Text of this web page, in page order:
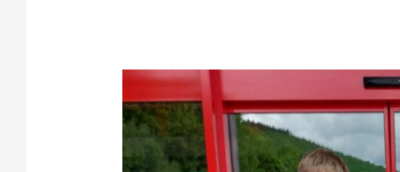
Muttertag
in
Betzdorf
beim
MSF